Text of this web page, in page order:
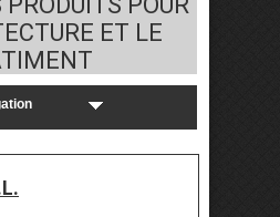
ET LE